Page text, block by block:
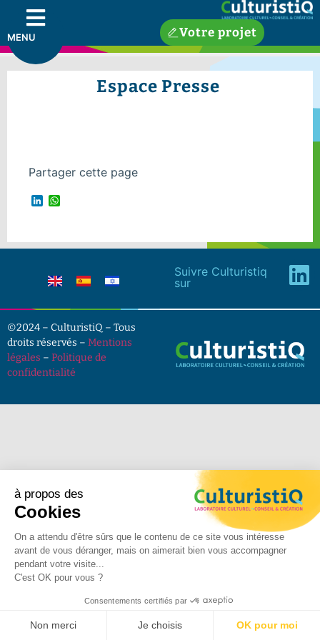
MENU Votre projet
Espace Presse
Partager cette page
LinkedIn
Suivre Culturistiq
sur
©2024 – CulturistiQ – Tous
droits réservés – Mentions
légales – Politique de
confidentialité
à propos des
Cookies
On a attendu d'être sûrs que le contenu de ce site vous intéresse
avant de vous déranger, mais on aimerait bien vous accompagner
pendant votre visite...
C'est OK pour vous ?
Consentements certifiés par
Non merci Je choisis OK pour moi